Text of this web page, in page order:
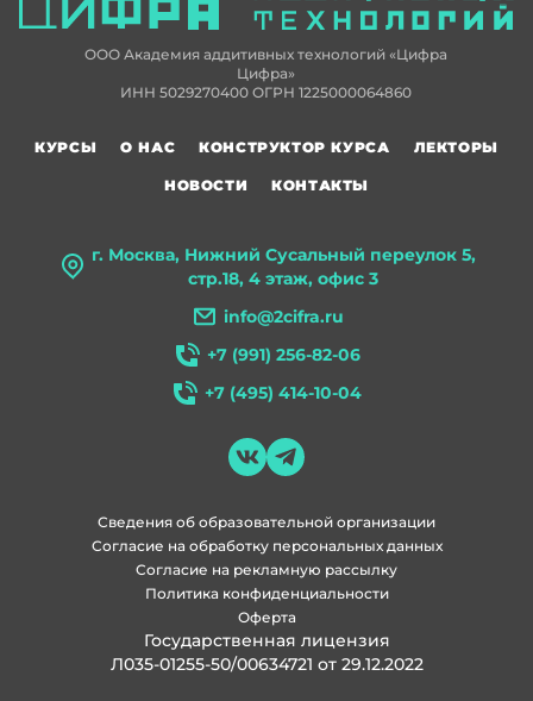
ООО Академия аддитивных технологий «Цифра
Цифра»
ИНН 5029270400 ОГРН 1225000064860
г. Москва, Нижний Сусальный переулок 5,
стр.18, 4 этаж, офис 3
info@2cifra.ru
+7 (991) 256-82-06
+7 (495) 414-10-04
КУРСЫ О НАС КОНСТРУКТОР КУРСА
ЛЕКТОРЫ
НОВОСТИ
КОНТАКТЫ
Политика конфиденциальности
Согласие на рекламную рассылку
Согласие на обработку персональных данных
Сведения об образовательной организации
Оферта
Государственная лицензия
Л035-01255-50/00634721 от 29.12.2022